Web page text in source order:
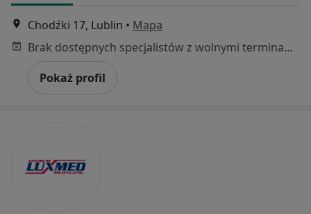
Chodźki 17, Lublin • Mapa
Brak dostępnych specjalistów z wolnymi terminami w tym centrum medycznym.
Pokaż profil